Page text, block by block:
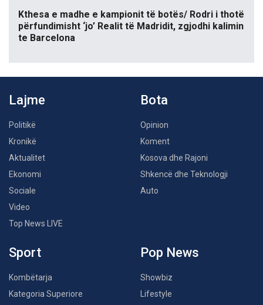
Kthesa e madhe e kampionit të botës/ Rodri i thotë
përfundimisht ‘jo’ Realit të Madridit, zgjodhi kalimin
te Barcelona
Lajme
Politikë
Kronikë
Aktualitet
Ekonomi
Sociale
Video
Top News LIVE
Bota
Opinion
Koment
Kosova dhe Rajoni
Shkencë dhe Teknologji
Auto
Sport
Kombëtarja
Kategoria Superiore
Pop News
Showbiz
Lifestyle